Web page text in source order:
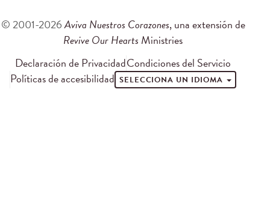
© 2001-2026Aviva Nuestros Corazones, una extensión de
Revive Our Hearts Ministries
Declaración de PrivacidadCondiciones del Servicio
Políticas de accesibilidad SELECCIONA UN IDIOMA